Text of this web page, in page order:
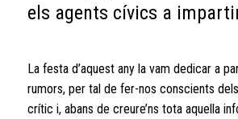
els agents cívics a
La festa d’aquest any la vam dedicar a
rumors, per tal de fer-nos conscients
crític i, abans de creure’ns tota aquella